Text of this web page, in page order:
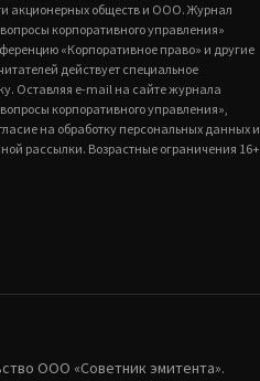
акционерных обществ и ООО. Журнал
корпоративного управления»
«Корпоративное право» и другие
действует специальное
Оставляя e-mail на сайте журнала
корпоративного управления»,
на обработку персональных данных и
рассылки. Возрастные ограничения 16+
ООО «‎Советник эмитента».